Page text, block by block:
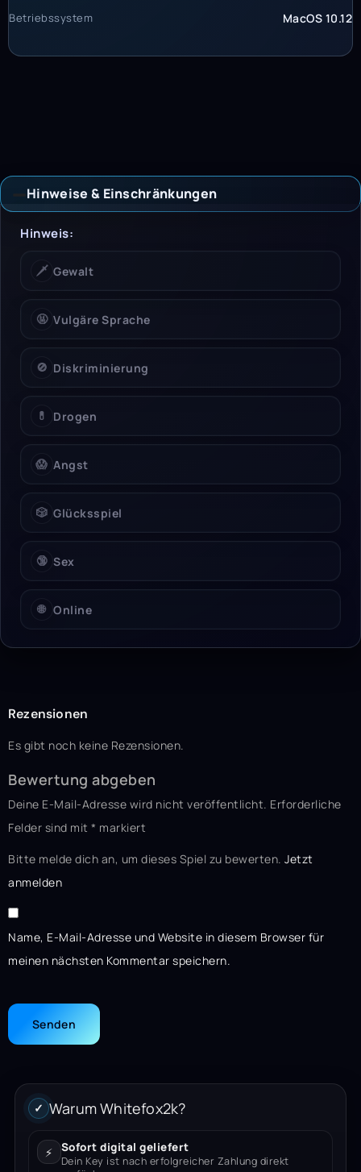
Betriebssystem MacOS 10.12
Hinweise & Einschränkungen
Hinweise &
Hinweis:
🗡️ Gewalt
🤬 Vulgäre Sprache
🚫 Diskriminierung
💊 Drogen
😱 Angst
🎲 Glücksspiel
🔞 Sex
🌐 Online
Rezensionen
Es gibt noch keine Rezensionen.
Bewertung abgeben
Deine E-Mail-Adresse wird nicht veröffentlicht. Erforderliche
Felder sind mit * markiert
Bitte melde dich an, um dieses Spiel zu bewerten. Jetzt
anmelden
Name, E-Mail-Adresse und Website in diesem Browser für
meinen nächsten Kommentar speichern.
✓ Warum Whitefox2k?
⚡ Sofort digital geliefert
Dein Key ist nach erfolgreicher Zahlung direkt